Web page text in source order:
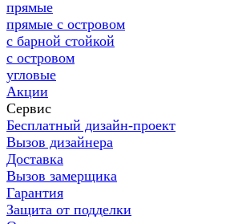
прямые
прямые с островом
с барной стойкой
с островом
угловые
Акции
Сервис
Бесплатный дизайн-проект
Вызов дизайнера
Доставка
Вызов замерщика
Гарантия
Защита от подделки